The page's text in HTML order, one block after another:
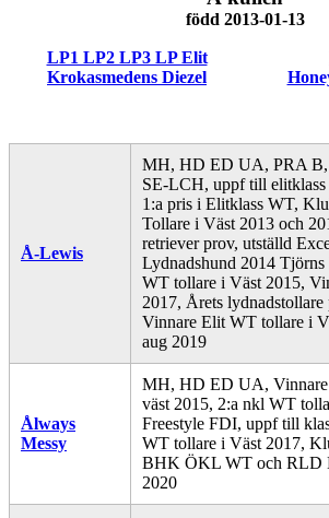
född 2013-01-13
LP1 LP2 LP3 LP Elit
Krokasmedens Diezel
Å-Lewis
MH, HD ED UA, PRA
SE-LCH, uppf till
1:a pris i Elitklass WT,
Tollare i Väst 2013 och
retriever prov, utställd
Lydnadshund 2014
WT tollare i Väst 2015,
2017, Årets lydnadstollare
Vinnare Elit WT tollare i
aug 2019
Ålways
Messy
MH, HD ED UA,
väst 2015, 2:a nkl WT
Freestyle FDI, uppf till
WT tollare i Väst 2017,
BHK ÖKL WT och RLD
2020